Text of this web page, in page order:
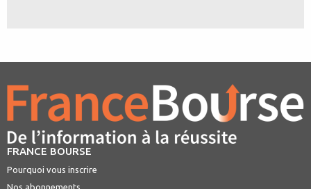
FRANCE BOURSE
Pourquoi vous inscrire
Nos abonnements